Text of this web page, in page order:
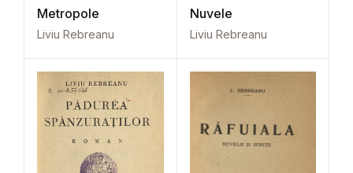
Metropole
Liviu Rebreanu
Nuvele
Liviu Rebreanu